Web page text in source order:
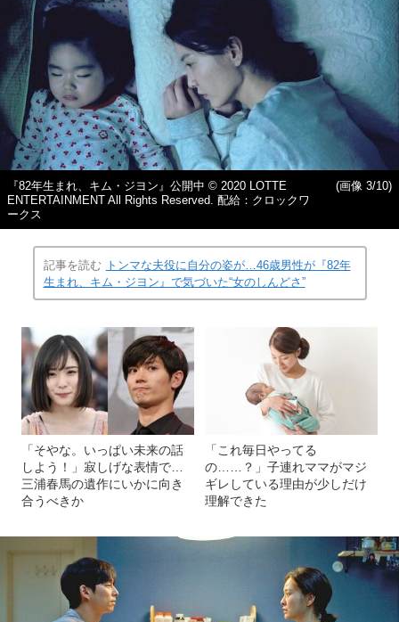
『82年生まれ、キム・ジヨン』公開中 © 2020 LOTTE
ENTERTAINMENT All Rights Reserved. 配給：クロックワ
ークス
(画像 3/10)
記事を読む
トンマな夫役に自分の姿が…46歳男性が『82年
生まれ、キム・ジヨン』で気づいた“女のしんどさ”
「そやな。いっぱい未来の話
しよう！」寂しげな表情で…
三浦春馬の遺作にいかに向き
合うべきか
「これ毎日やってる
の……？」子連れママがマジ
ギレしている理由が少しだけ
理解できた